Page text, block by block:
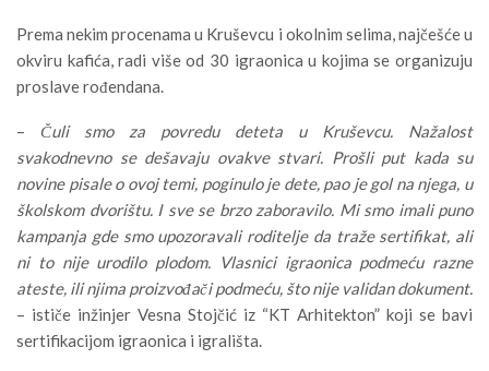
Prema nekim procenama u Kruševcu i okolnim selima, najčešće u
okviru kafića, radi više od 30 igraonica u kojima se organizuju
proslave rođendana.
– Čuli smo za povredu deteta u Kruševcu. Nažalost
svakodnevno se dešavaju ovakve stvari. Prošli put kada su
novine pisale o ovoj temi, poginulo je dete, pao je gol na njega, u
školskom dvorištu. I sve se brzo zaboravilo. Mi smo imali puno
kampanja gde smo upozoravali roditelje da traže sertifikat, ali
ni to nije urodilo plodom. Vlasnici igraonica podmeću razne
ateste, ili njima proizvođači podmeću, što nije validan dokument.
– ističe inžinjer Vesna Stojčić iz “KT Arhitekton” koji se bavi
sertifikacijom igraonica i igrališta.